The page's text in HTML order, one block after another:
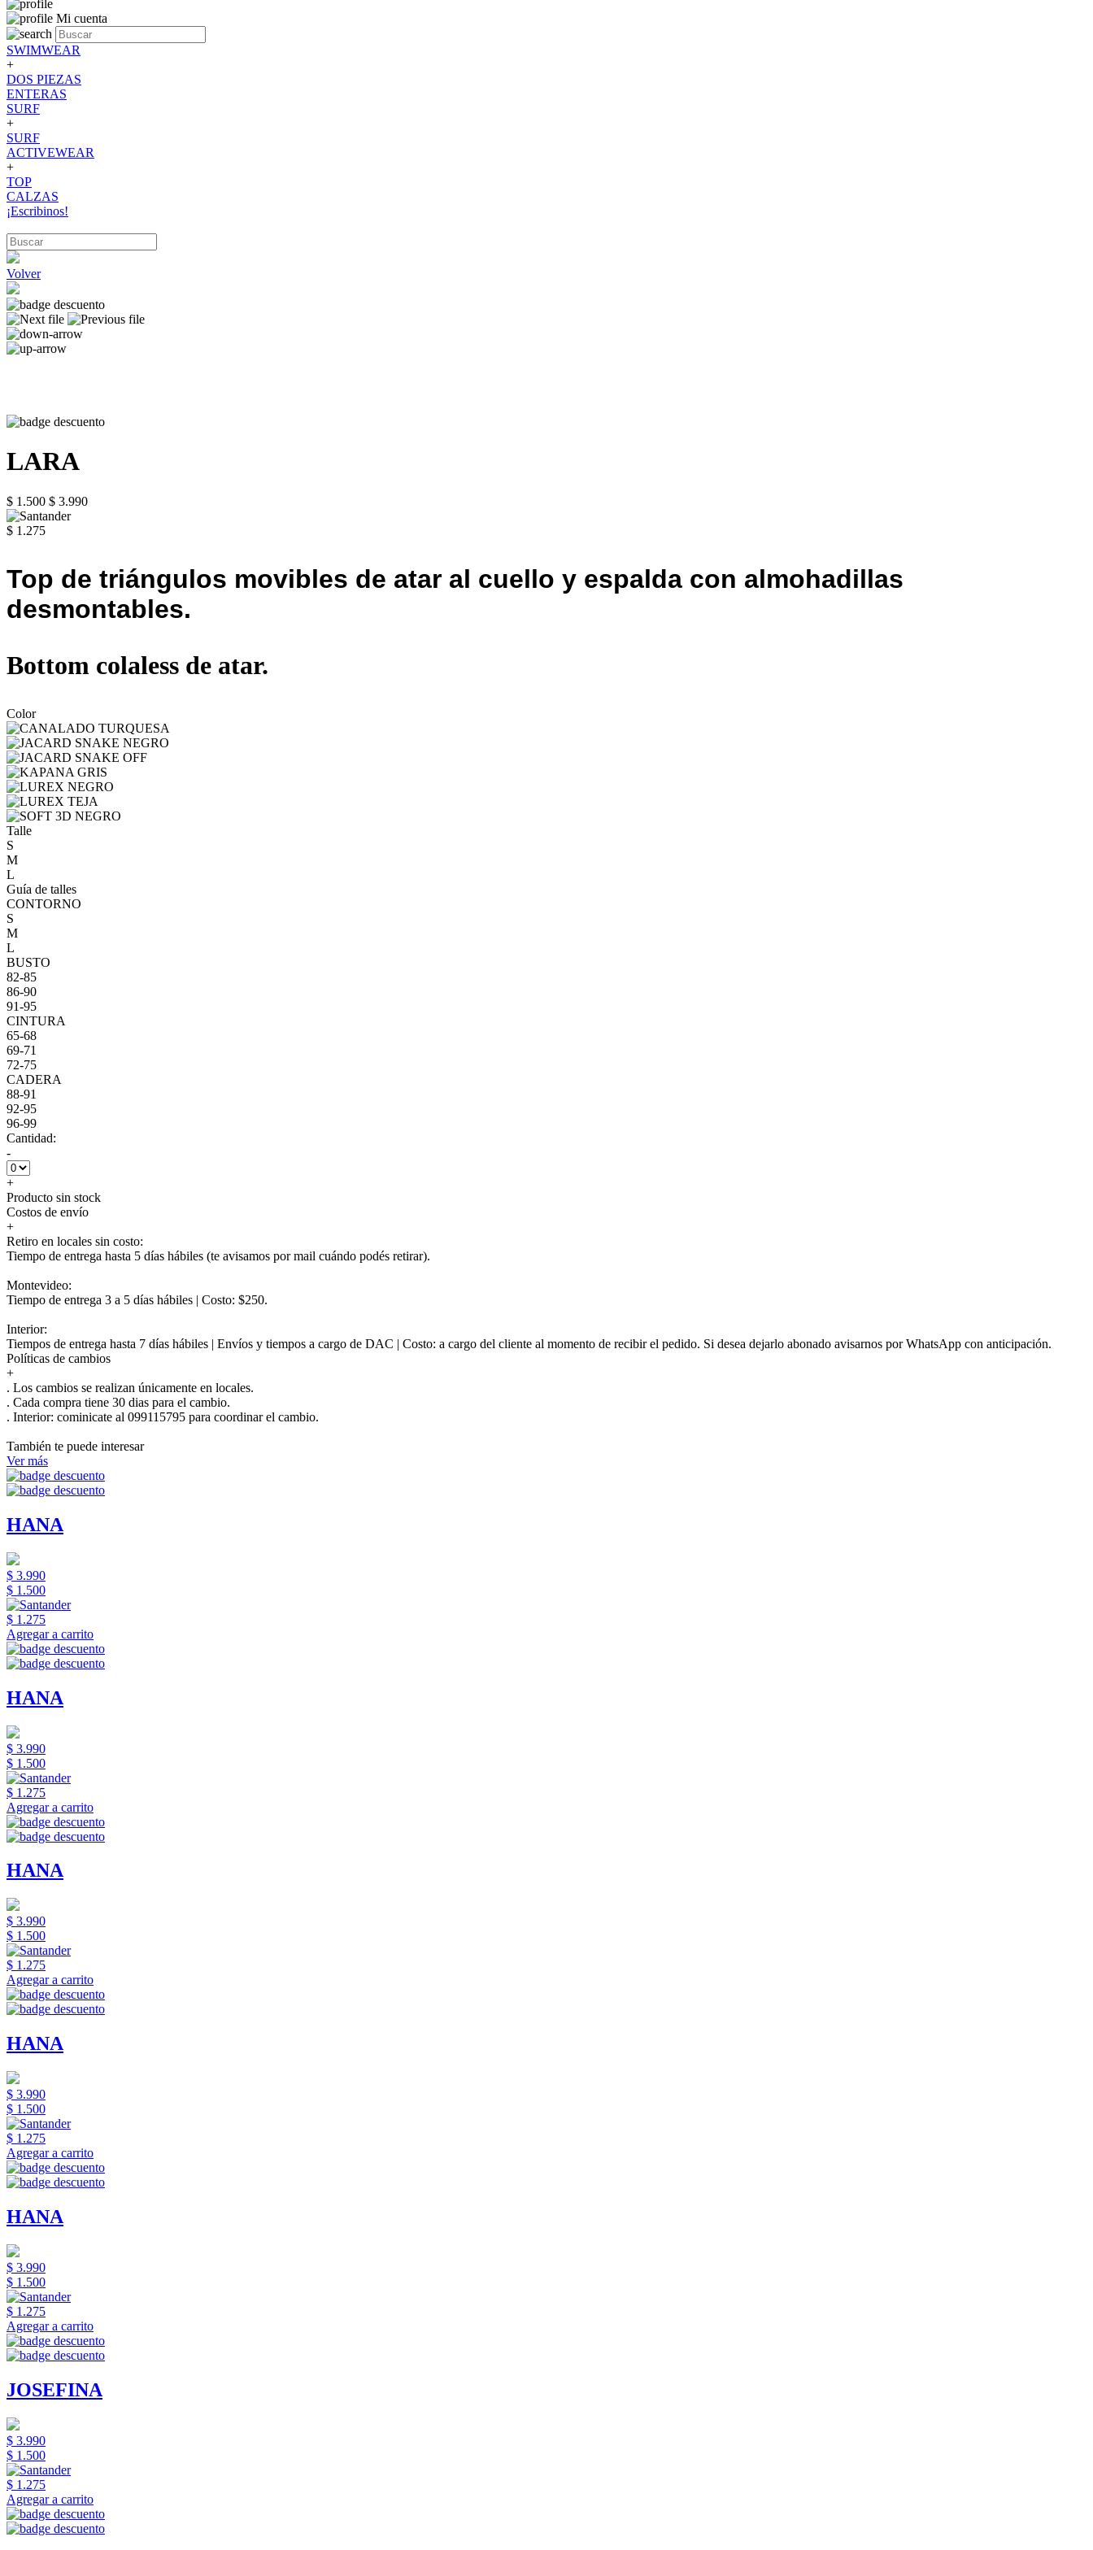
Mi cuenta
SWIMWEAR
+
DOS PIEZAS
ENTERAS
SURF
+
SURF
ACTIVEWEAR
+
TOP
CALZAS
¡Escribinos!
Volver
LARA
$ 1.500 $ 3.990
$ 1.275
Top de triángulos movibles de atar al cuello y espalda con almohadillas
desmontables.
Bottom colaless de atar.
Color
Talle
S
M
L
Guía de talles
CONTORNO
S
M
L
BUSTO
82-85
86-90
91-95
CINTURA
65-68
69-71
72-75
CADERA
88-91
92-95
96-99
Cantidad:
-
+
Producto sin stock
Costos de envío
+
Retiro en locales sin costo:
Tiempo de entrega hasta 5 días hábiles (te avisamos por mail cuándo podés retirar).
Montevideo:
Tiempo de entrega 3 a 5 días hábiles | Costo: $250.
Interior:
Tiempos de entrega hasta 7 días hábiles | Envíos y tiempos a cargo de DAC | Costo: a cargo del cliente al momento de recibir el pedido. Si desea dejarlo abonado avisarnos por WhatsApp con anticipación.
Políticas de cambios
+
. Los cambios se realizan únicamente en locales.
. Cada compra tiene 30 dias para el cambio.
. Interior: cominicate al 099115795 para coordinar el cambio.
También te puede interesar
Ver más
HANA
$ 3.990
$ 1.500
$ 1.275
Agregar a carrito
HANA
$ 3.990
$ 1.500
$ 1.275
Agregar a carrito
HANA
$ 3.990
$ 1.500
$ 1.275
Agregar a carrito
HANA
$ 3.990
$ 1.500
$ 1.275
Agregar a carrito
HANA
$ 3.990
$ 1.500
$ 1.275
Agregar a carrito
JOSEFINA
$ 3.990
$ 1.500
$ 1.275
Agregar a carrito